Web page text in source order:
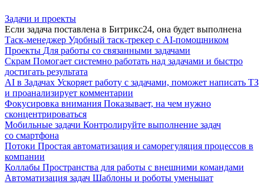
Задачи и проекты
Если задача поставлена в Битрикс24, она будет выполнена
Таск-менеджер Удобный таск-трекер с AI-помощником
Проекты Для работы со связанными задачами
Скрам Помогает системно работать над задачами и быстро
достигать результата
AI в Задачах Ускоряет работу с задачами, поможет написать ТЗ
и проанализирует комментарии
Фокусировка внимания Показывает, на чем нужно
сконцентрироваться
Мобильные задачи Контролируйте выполнение задач
со смартфона
Потоки Простая автоматизация и саморегуляция процессов в
компании
Коллабы Пространства для работы с внешними командами
Автоматизация задач Шаблоны и роботы уменьшат